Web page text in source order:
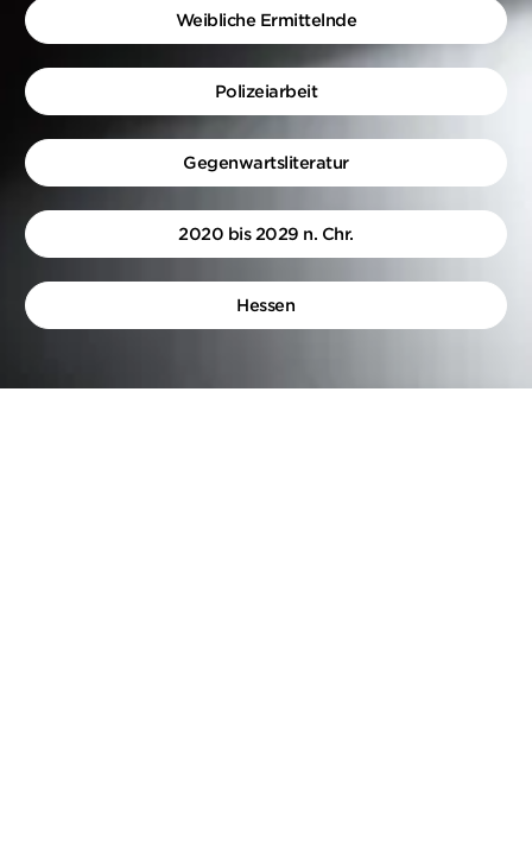
Weibliche Ermittelnde
Polizeiarbeit
Gegenwartsliteratur
2020 bis 2029 n. Chr.
Hessen